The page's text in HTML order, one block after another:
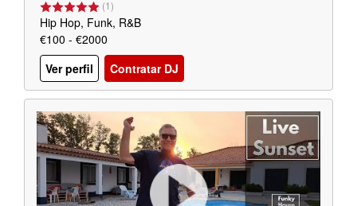
(1)
Hip Hop, Funk, R&B
€100 - €2000
Ver perfil
Contratar DJ